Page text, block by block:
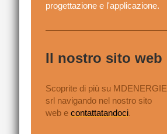
progettazione e l'applicazione.
Il nostro sito web
Scoprite di più su MDENERGIE
srl navigando nel nostro sito
web e contattatandoci.